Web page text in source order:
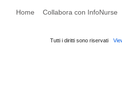
Home Collabora con InfoNurse
Tutti i diritti sono riservati